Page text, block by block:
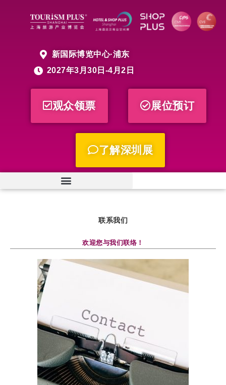
新国际博览中心·浦东
2027年3月30日-4月2日
观众领票 展位预订
了解深圳展
联系我们
欢迎您与我们联络！